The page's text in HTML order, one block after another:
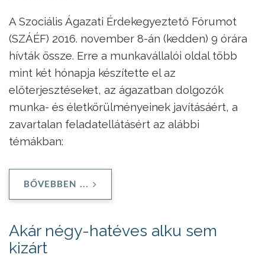
A Szociális Ágazati Érdekegyeztető Fórumot
(SZÁÉF) 2016. november 8-án (kedden) 9 órára
hívták össze. Erre a munkavállalói oldal több
mint két hónapja készítette el az
előterjesztéseket, az ágazatban dolgozók
munka- és életkörülményeinek javításáért, a
zavartalan feladatellátásért az alábbi
témákban:
BŐVEBBEN ...
Akár négy-hatéves alku sem
kizárt